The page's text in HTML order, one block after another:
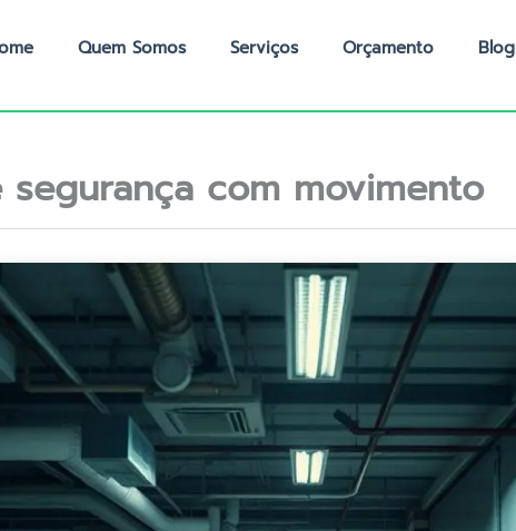
Quem Somos Serviços Orçamento Blog
segurança com movimento